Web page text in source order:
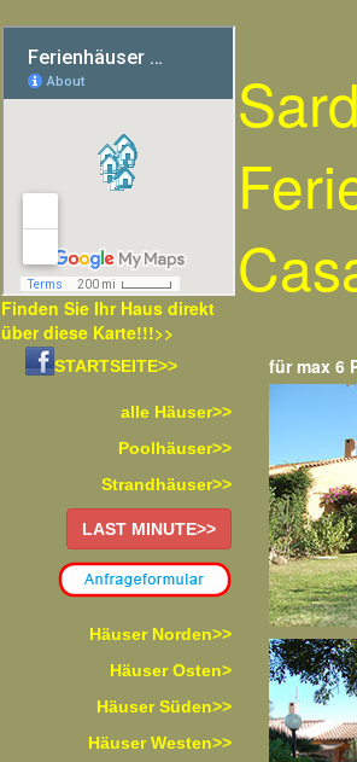
Finden Sie Ihr Haus direkt
über diese Karte!!!>>
STARTSEITE>>
alle Häuser>>
Poolhäuser>>
Strandhäuser>>
LAST MINUTE>>
Häuser Norden>>
Häuser Osten>
Häuser Süden>>
Häuser Westen>>
für max 6